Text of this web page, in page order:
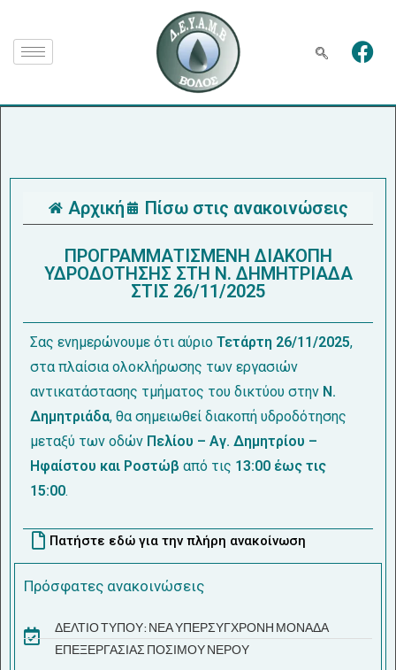
Αρχική Πίσω στις ανακοινώσεις
ΠΡΟΓΡΑΜΜΑΤΙΣΜΕΝΗ ΔΙΑΚΟΠΗ
ΥΔΡΟΔΟΤΗΣΗΣ ΣΤΗ Ν. ΔΗΜΗΤΡΙΑΔΑ
ΣΤΙΣ 26/11/2025
Σας ενημερώνουμε ότι αύριοΤετάρτη 26/11/2025,
στα πλαίσια ολοκλήρωσης των εργασιών
αντικατάστασης τμήματος του δικτύου στην Ν.
Δημητριάδα, θα σημειωθεί διακοπή υδροδότησης
μεταξύ των οδών Πελίου – Αγ. Δημητρίου –
Ηφαίστου και Ροστώβ από τις 13:00 έως τις
15:00.
Πατήστε εδώ για την πλήρη ανακοίνωση
Πρόσφατες ανακοινώσεις
ΔΕΛΤΙΟ ΤΥΠΟΥ: ΝΕΑ ΥΠΕΡΣΥΓΧΡΟΝΗ ΜΟΝΑΔΑ
ΕΠΕΞΕΡΓΑΣΙΑΣ ΠΟΣΙΜΟΥ ΝΕΡΟΥ